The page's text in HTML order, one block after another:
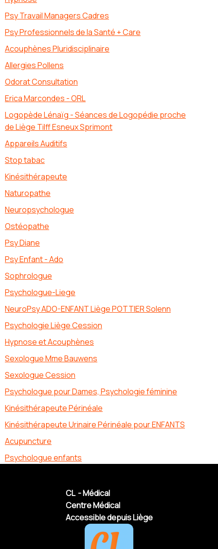
Psy Travail Managers Cadres
Psy Professionnels de la Santé + Care
Acouphènes Pluridisciplinaire
Allergies Pollens
Odorat Consultation
Erica Marcondes - ORL
Logopède Lénaïg - Séances de Logopédie proche
de Liège Tilff Esneux Sprimont
Appareils Auditifs
Stop tabac
Kinésithérapeute
Naturopathe
Neuropsychologue
Ostéopathe
Psy Diane
Psy Enfant - Ado
Sophrologue
Psychologue-Liege
NeuroPsy ADO-ENFANT Liège POTTIER Solenn
Psychologie Liège Cession
Hypnose et Acouphènes
Sexologue Mme Bauwens
Sexologue Cession
Psychologue pour Dames, Psychologie féminine
Kinésithérapeute Périnéale
Kinésithérapeute Urinaire Périnéale pour ENFANTS
Acupuncture
Psychologue enfants
CL - Médical
Centre Médical
Accessible depuis Liège